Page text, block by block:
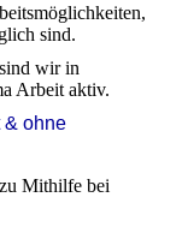
sind.
wir in
Arbeit aktiv.
& ohne
Mithilfe bei